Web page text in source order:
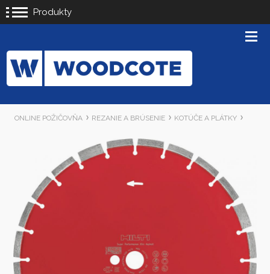
Produkty
ONLINE POŽIČOVŇA REZANIE A BRÚSENIE KOTÚČE A PLÁTKY